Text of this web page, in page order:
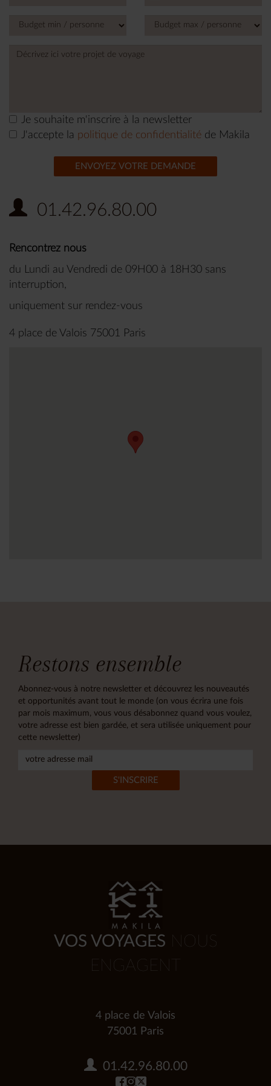
+1
Je souhaite m'inscrire à la newsletter
J'accepte la politique de confidentialité de Makila
ENVOYEZ VOTRE DEMANDE
01.42.96.80.00
Rencontrez nous
du Lundi au Vendredi de 09H00 à 18H30 sans
interruption,
uniquement sur rendez-vous
4 place de Valois 75001 Paris
Restons ensemble
Abonnez-vous à notre newsletter et découvrez les nouveautés
et opportunités avant tout le monde (on vous écrira une fois
par mois maximum, vous vous désabonnez quand vous voulez,
votre adresse est bien gardée, et sera utilisée uniquement pour
cette newsletter)
VOS VOYAGES NOUS
ENGAGENT
4 place de Valois
75001 Paris
01.42.96.80.00